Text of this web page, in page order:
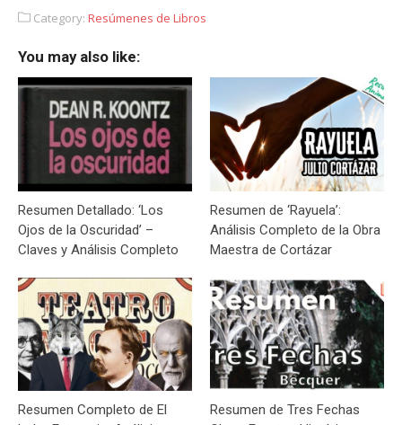
Category: Resúmenes de Libros
You may also like:
Resumen Detallado: ‘Los
Ojos de la Oscuridad’ –
Claves y Análisis Completo
Resumen de ‘Rayuela’:
Análisis Completo de la Obra
Maestra de Cortázar
Resumen Completo de El
Resumen de Tres Fechas